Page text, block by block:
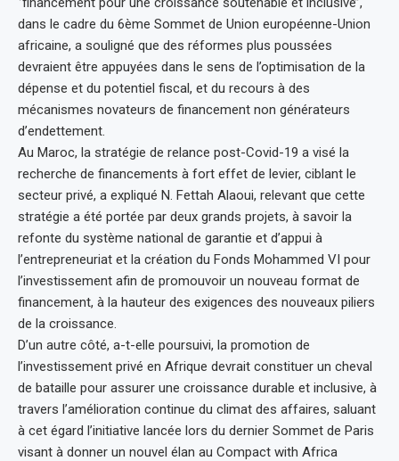
dans le cadre du 6ème Sommet de Union européenne-Union
africaine, a souligné que des réformes plus poussées
devraient être appuyées dans le sens de l’optimisation de la
dépense et du potentiel fiscal, et du recours à des
mécanismes novateurs de financement non générateurs
d’endettement.
Au Maroc, la stratégie de relance post-Covid-19 a visé la
recherche de financements à fort effet de levier, ciblant le
secteur privé, a expliqué N. Fettah Alaoui, relevant que cette
stratégie a été portée par deux grands projets, à savoir la
refonte du système national de garantie et d’appui à
l’entrepreneuriat et la création du Fonds Mohammed VI pour
l’investissement afin de promouvoir un nouveau format de
financement, à la hauteur des exigences des nouveaux piliers
de la croissance.
D’un autre côté, a-t-elle poursuivi, la promotion de
l’investissement privé en Afrique devrait constituer un cheval
de bataille pour assurer une croissance durable et inclusive, à
travers l’amélioration continue du climat des affaires, saluant
à cet égard l’initiative lancée lors du dernier Sommet de Paris
visant à donner un nouvel élan au Compact with Africa